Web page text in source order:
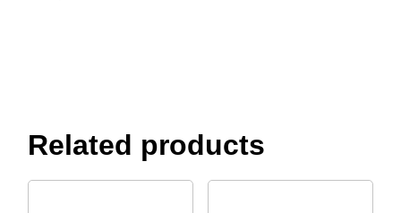
Related products